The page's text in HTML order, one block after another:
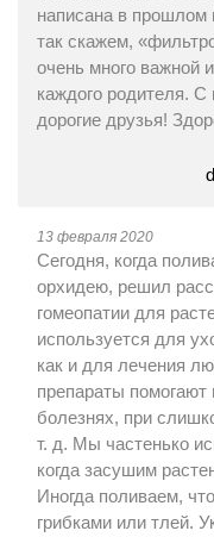
написана в прошлом
так скажем,
очень много важной
каждого родителя.
дорогие друзья!
13 февраля 2020
Сегодня, когда
орхидею, решил
гомеопатии для
используется для
как и для лечения
препараты помогают
болезнях, при
т. д. Мы частенько
когда засушим
Иногда поливаем,
грибками или тлей.